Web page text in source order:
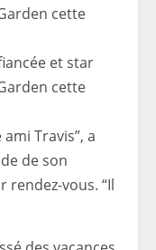
et star
cette
Travis”, a
de son
rendez-vous. “Il